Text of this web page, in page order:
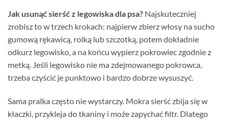
Jak usunąć sierść z legowiska dla psa? Najskuteczniej
zrobisz to w trzech krokach: najpierw zbierz włosy na sucho
gumową rękawicą, rolką lub szczotką, potem dokładnie
odkurz legowisko, a na końcu wypierz pokrowiec zgodnie z
metką. Jeśli legowisko nie ma zdejmowanego pokrowca,
trzeba czyścić je punktowo i bardzo dobrze wysuszyć.
Sama pralka często nie wystarczy. Mokra sierść zbija się w
kłaczki, przykleja do tkaniny i może zapychać filtr. Dlatego